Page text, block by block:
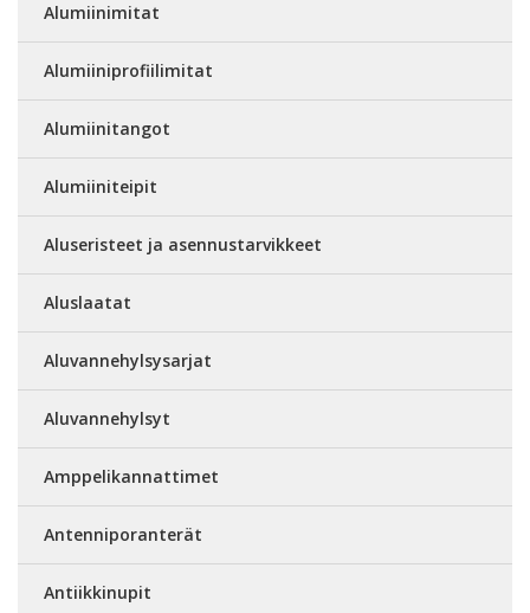
Alumiinimitat
Alumiiniprofiilimitat
Alumiinitangot
Alumiiniteipit
Aluseristeet ja asennustarvikkeet
Aluslaatat
Aluvannehylsysarjat
Aluvannehylsyt
Amppelikannattimet
Antenniporanterät
Antiikkinupit